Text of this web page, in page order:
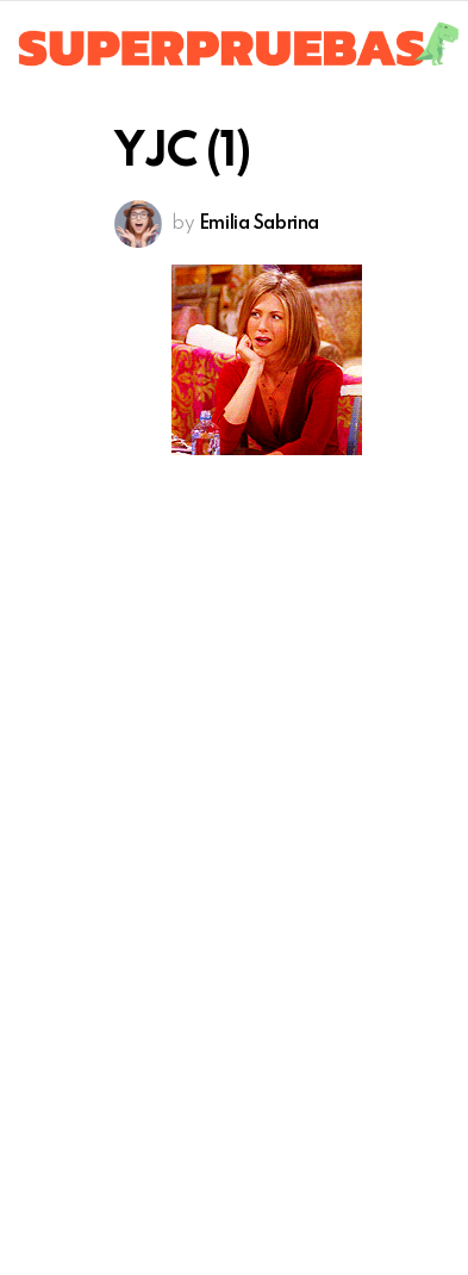
YJC (1)
by Emilia Sabrina